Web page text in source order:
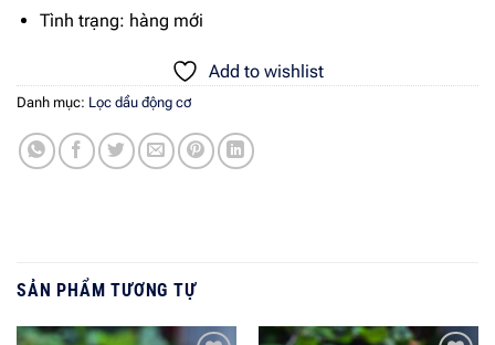
Tình trạng: hàng mới
Add to wishlist
Danh mục: Lọc dầu động cơ
SẢN PHẨM TƯƠNG TỰ